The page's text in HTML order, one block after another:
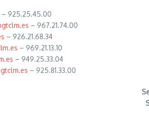
– 925.25.45.00
– 967.21.74.00
– 926.21.68.34
– 969.21.13.10
– 949.25.33.04
– 925.81.33.00